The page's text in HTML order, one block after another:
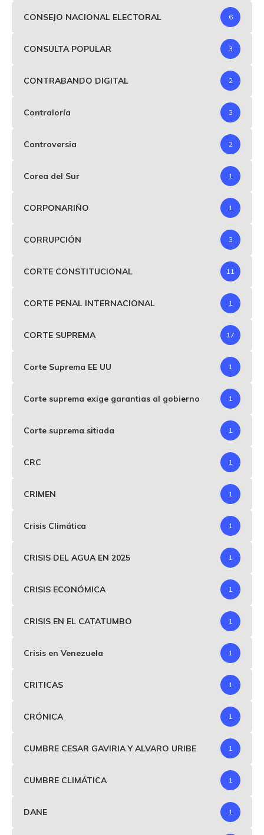
CONSEJO NACIONAL ELECTORAL 6
CONSULTA POPULAR 3
CONTRABANDO DIGITAL 2
Contraloría 3
Controversia 2
Corea del Sur 1
CORPONARIÑO 1
CORRUPCIÓN 3
CORTE CONSTITUCIONAL 11
CORTE PENAL INTERNACIONAL 1
CORTE SUPREMA 17
Corte Suprema EE UU 1
Corte suprema exige garantias al gobierno 1
Corte suprema sitiada 1
CRC 1
CRIMEN 1
Crisis Climática 1
CRISIS DEL AGUA EN 2025 1
CRISIS ECONÓMICA 1
CRISIS EN EL CATATUMBO 1
Crisis en Venezuela 1
CRITICAS 1
CRÓNICA 1
CUMBRE CESAR GAVIRIA Y ALVARO URIBE 1
CUMBRE CLIMÁTICA 1
DANE 1